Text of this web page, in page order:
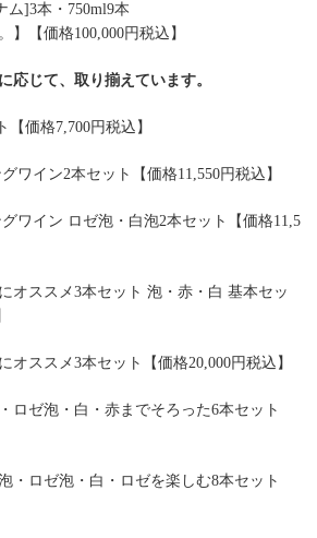
ム]3本・750ml9本
】【価格100,000円税込】
応じて、取り揃えています。
価格7,700円税込】
ワイン2本セット【価格11,550円税込】
ワイン ロゼ泡・白泡2本セット【価格11,5
オススメ3本セット 泡・赤・白 基本セッ
ススメ3本セット【価格20,000円税込】
ロゼ泡・白・赤までそろった6本セット
・ロゼ泡・白・ロゼを楽しむ8本セット